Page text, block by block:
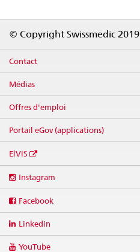
© Copyright Swissmedic 2019
Contact
Médias
Offres d'emploi
Portail eGov (applications)
ElViS
media
Instagram
Facebook
Linkedin
YouTube